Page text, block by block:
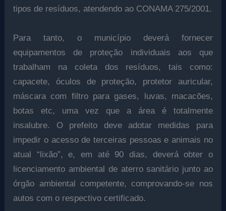
tipos de resíduos, atendendo ao CONAMA 275/2001.
Para tanto, o município deverá fornecer
equipamentos de proteção individuais aos que
trabalham na coleta dos resíduos, tais como:
capacete, óculos de proteção, protetor auricular,
máscara com filtro para gases, luvas, macacões,
botas etc, uma vez que a área é totalmente
insalubre. O prefeito deve adotar medidas para
impedir o acesso de terceiras pessoas e animais no
atual “lixão”, e, em até 90 dias, deverá obter o
licenciamento ambiental de aterro sanitário junto ao
órgão ambiental competente, comprovando-se nos
autos com o respectivo certificado.